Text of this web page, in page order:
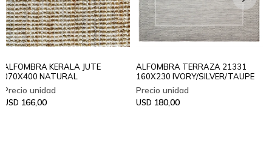
ALFOMBRA KERALA JUTE
070X400 NATURAL
USD 166,00
ALFOMBRA TERRAZA 21331
160X230 IVORY/SILVER/TAUPE
USD 180,00